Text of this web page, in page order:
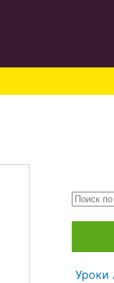
Уроки